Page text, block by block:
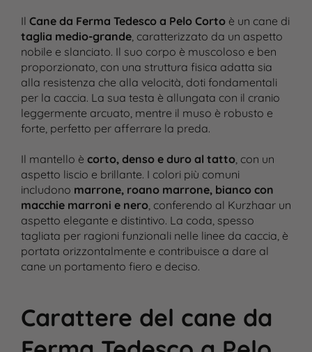
Il Cane da Ferma Tedesco a Pelo Cortoè un cane di
taglia medio-grande, caratterizzato da un aspetto
nobile e slanciato. Il suo corpo è muscoloso e ben
proporzionato, con una struttura fisica adatta sia
alla resistenza che alla velocità, doti fondamentali
per la caccia. La sua testa è allungata con il cranio
leggermente arcuato, mentre il muso è robusto e
forte, perfetto per afferrare la preda.
Il mantello è corto, denso e duro al tatto, con un
aspetto liscio e brillante. I colori più comuni
includono marrone, roano marrone, bianco con
macchie marroni e nero, conferendo al Kurzhaar un
aspetto elegante e distintivo. La coda, spesso
tagliata per ragioni funzionali nelle linee da caccia, è
portata orizzontalmente e contribuisce a dare al
cane un portamento fiero e deciso.
Carattere del cane da